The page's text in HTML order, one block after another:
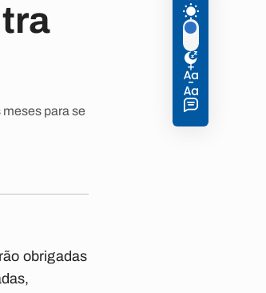
para se
obrigadas